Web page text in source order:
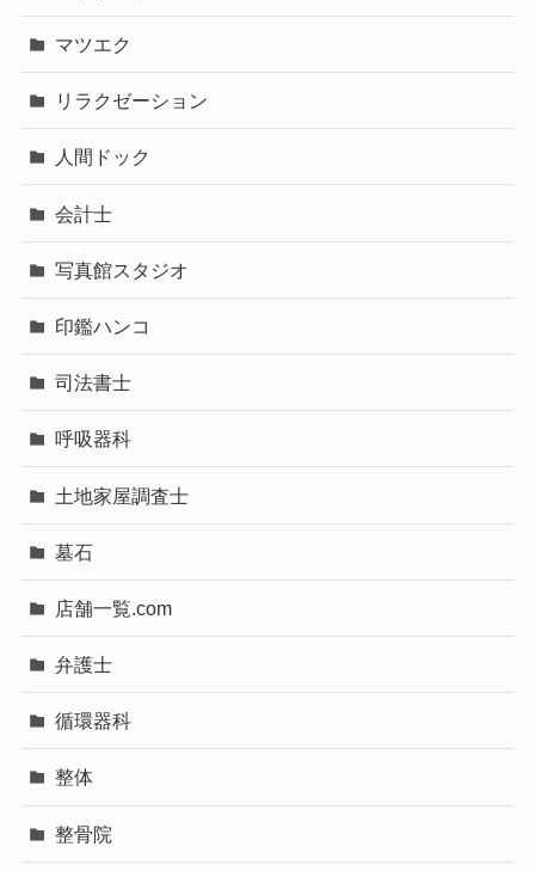
マツエク
リラクゼーション
人間ドック
会計士
写真館スタジオ
印鑑ハンコ
司法書士
呼吸器科
土地家屋調査士
墓石
店舗一覧.com
弁護士
循環器科
整体
整骨院